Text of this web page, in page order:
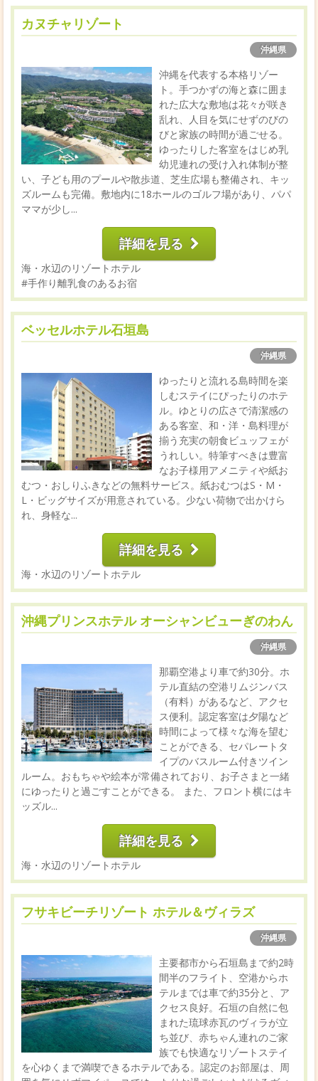
カヌチャリゾート
沖縄県
沖縄を代表する本格リゾー
ト。手つかずの海と森に囲ま
れた広大な敷地は花々が咲き
乱れ、人目を気にせずのびの
びと家族の時間が過ごせる。
ゆったりした客室をはじめ乳
幼児連れの受け入れ体制が整
い、子ども用のプールや散歩道、芝生広場も整備され、キッ
ズルームも完備。敷地内に18ホールのゴルフ場があり、パパ
ママが少し...
詳細を見る
海・水辺のリゾートホテル
#手作り離乳食のあるお宿
ベッセルホテル石垣島
沖縄県
ゆったりと流れる島時間を楽
しむステイにぴったりのホテ
ル。ゆとりの広さで清潔感の
ある客室、和・洋・島料理が
揃う充実の朝食ビュッフェが
うれしい。特筆すべきは豊富
なお子様用アメニティや紙お
むつ・おしりふきなどの無料サービス。紙おむつはS・M・
L・ビッグサイズが用意されている。少ない荷物で出かけら
れ、身軽な...
詳細を見る
海・水辺のリゾートホテル
沖縄プリンスホテル オーシャンビューぎのわん
沖縄県
那覇空港より車で約30分。ホ
テル直結の空港リムジンバス
（有料）があるなど、アクセ
ス便利。認定客室は夕陽など
時間によって様々な海を望む
ことができる、セパレートタ
イプのバスルーム付きツイン
ルーム。おもちゃや絵本が常備されており、お子さまと一緒
にゆったりと過ごすことができる。 また、フロント横にはキ
ッズル...
詳細を見る
海・水辺のリゾートホテル
フサキビーチリゾート ホテル＆ヴィラズ
沖縄県
主要都市から石垣島まで約2時
間半のフライト、空港からホ
テルまでは車で約35分と、ア
クセス良好。石垣の自然に包
まれた琉球赤瓦のヴィラが立
ち並び、赤ちゃん連れのご家
族でも快適なリゾートステイ
を心ゆくまで満喫できるホテルである。認定のお部屋は、周